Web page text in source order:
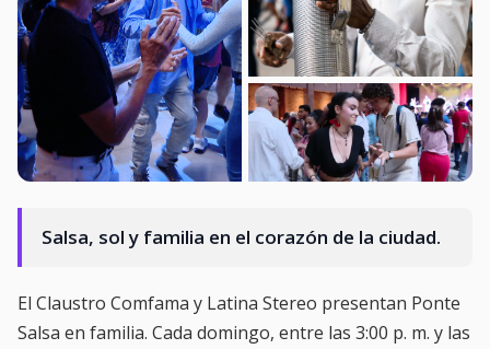
Salsa, sol y familia en el corazón de la ciudad.
El Claustro Comfama y Latina Stereo presentan Ponte
Salsa en familia. Cada domingo, entre las 3:00 p. m. y las